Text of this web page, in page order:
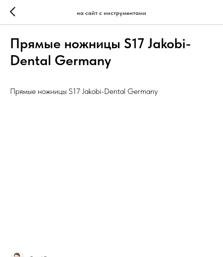
на сайт с инструментами
Прямые ножницы S17 Jakobi-
Dental Germany
Прямые ножницы S17 Jakobi-Dental Germany